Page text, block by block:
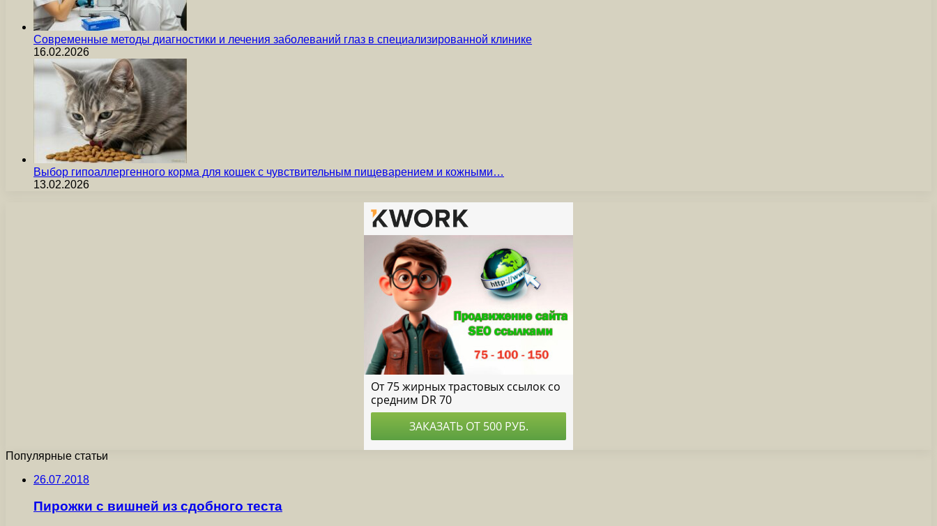
Современные методы диагностики и лечения заболеваний глаз в специализированной клинике
16.02.2026
Выбор гипоаллергенного корма для кошек с чувствительным пищеварением и кожными…
13.02.2026
Популярные статьи
26.07.2018
Пирожки с вишней из сдобного теста